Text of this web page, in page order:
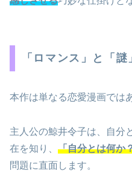
「ロマンス」と「
本作は単なる恋愛漫画では
主人公の鯨井令子は、自分
在を知り、 「自分とは何か
問題に直面します。